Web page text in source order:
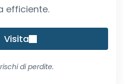
efficiente.
Visita
di perdite.